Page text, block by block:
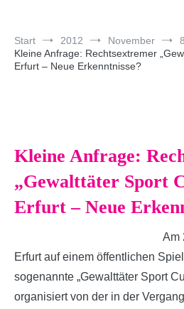
Start 2012 November
8.
Kleine Anfrage: Rechtsextremer
Erfurt – Neue Erkenntnisse?
Kleine Anfrage:
„Gewalttäter Sport
Erfurt – Neue
Am
Erfurt auf einem öffentlichen
sogenannte „Gewalttäter Sport
organisiert von der in der